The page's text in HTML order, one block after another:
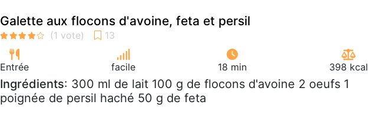
Galette aux flocons d'avoine, feta et persil
Entrée facile 18 min 398 kcal
Ingrédients: 300 ml de lait 100 g de flocons d'avoine 2 oeufs 1
poignée de persil haché 50 g de feta